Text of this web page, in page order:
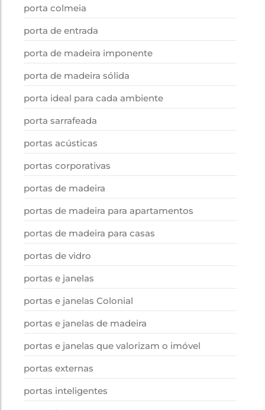
porta colmeia
porta de entrada
porta de madeira imponente
porta de madeira sólida
porta ideal para cada ambiente
porta sarrafeada
portas acústicas
portas corporativas
portas de madeira
portas de madeira para apartamentos
portas de madeira para casas
portas de vidro
portas e janelas
portas e janelas Colonial
portas e janelas de madeira
portas e janelas que valorizam o imóvel
portas externas
portas inteligentes